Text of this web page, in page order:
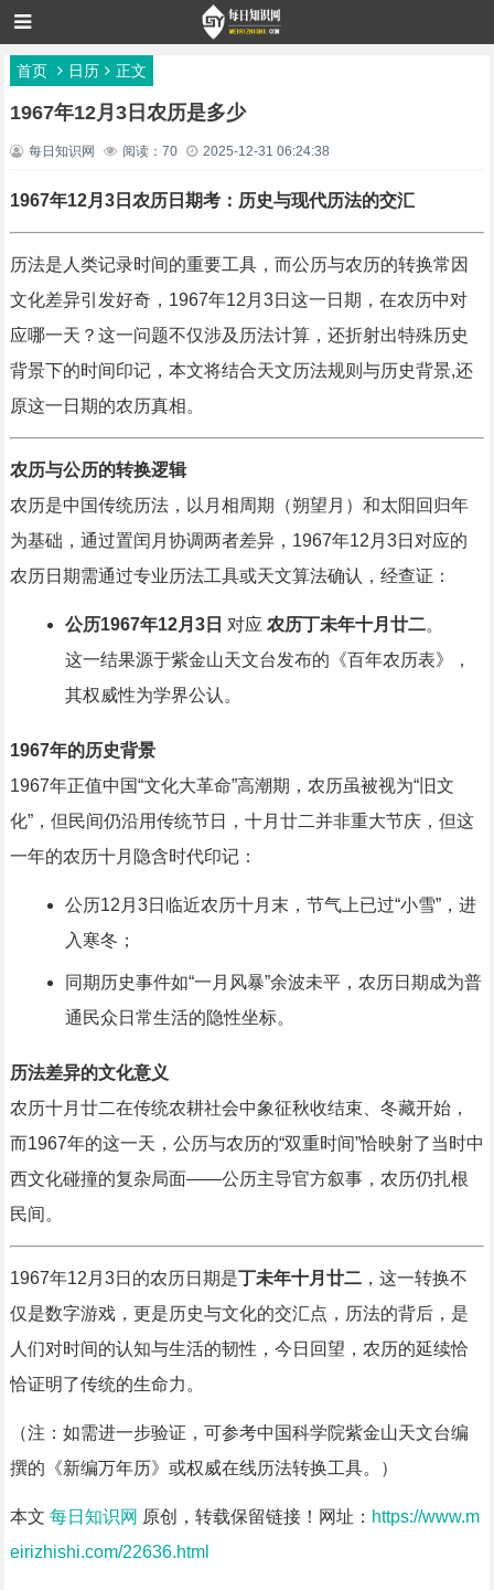
首页 日历 正文
1967年12月3日农历是多少
每日知识网 阅读：70 2025-12-31 06:24:38
1967年12月3日农历日期考：历史与现代历法的交汇
历法是人类记录时间的重要工具，而公历与农历的转换常因
文化差异引发好奇，1967年12月3日这一日期，在农历中对
应哪一天？这一问题不仅涉及历法计算，还折射出特殊历史
背景下的时间印记，本文将结合天文历法规则与历史背景,还
原这一日期的农历真相。
农历与公历的转换逻辑
农历是中国传统历法，以月相周期（朔望月）和太阳回归年
为基础，通过置闰月协调两者差异，1967年12月3日对应的
农历日期需通过专业历法工具或天文算法确认，经查证：
公历1967年12月3日 对应 农历丁未年十月廿二。
这一结果源于紫金山天文台发布的《百年农历表》，
其权威性为学界公认。
1967年的历史背景
1967年正值中国“文化大革命”高潮期，农历虽被视为“旧文
化”，但民间仍沿用传统节日，十月廿二并非重大节庆，但这
一年的农历十月隐含时代印记：
公历12月3日临近农历十月末，节气上已过“小雪”，进
入寒冬；
同期历史事件如“一月风暴”余波未平，农历日期成为普
通民众日常生活的隐性坐标。
历法差异的文化意义
农历十月廿二在传统农耕社会中象征秋收结束、冬藏开始，
而1967年的这一天，公历与农历的“双重时间”恰映射了当时中
西文化碰撞的复杂局面——公历主导官方叙事，农历仍扎根
民间。
1967年12月3日的农历日期是丁未年十月廿二，这一转换不
仅是数字游戏，更是历史与文化的交汇点，历法的背后，是
人们对时间的认知与生活的韧性，今日回望，农历的延续恰
恰证明了传统的生命力。
（注：如需进一步验证，可参考中国科学院紫金山天文台编
撰的《新编万年历》或权威在线历法转换工具。）
本文 每日知识网 原创，转载保留链接！网址： https://www.m
eirizhishi.com/22636.html